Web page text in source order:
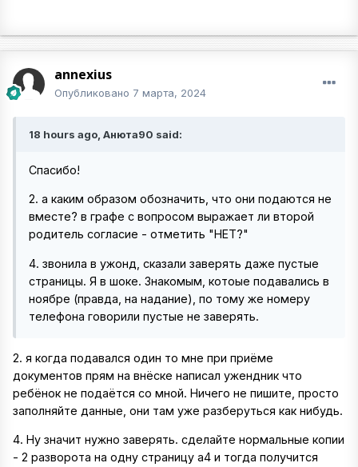
annexius
Опубликовано 7 марта, 2024
18 hours ago, Анюта90 said:
Спасибо!
2. а каким образом обозначить, что они подаются не
вместе? в графе с вопросом выражает ли второй
родитель согласие - отметить "НЕТ?"
4. звонила в ужонд, сказали заверять даже пустые
страницы. Я в шоке. Знакомым, котоые подавались в
ноябре (правда, на надание), по тому же номеру
телефона говорили пустые не заверять.
2. я когда подавался один то мне при приёме
документов прям на внёске написал ужендник что
ребёнок не подаётся со мной. Ничего не пишите, просто
заполняйте данные, они там уже разберуться как нибудь.
4. Ну значит нужно заверять. сделайте нормальные копии
- 2 разворота на одну страницу а4 и тогда получится